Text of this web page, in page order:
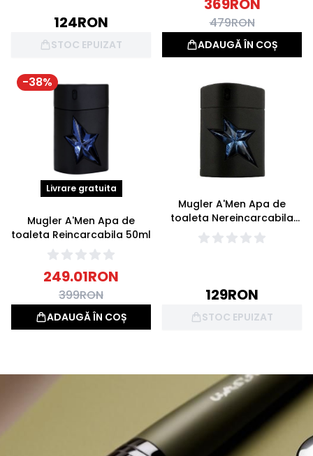
124RON
STOC EPUIZAT
369RON
479RON
ADAUGĂ ÎN COȘ
-38%
Livrare gratuita
Mugler A'Men Apa de
toaleta Reincarcabila 50ml
249.01RON
399RON
ADAUGĂ ÎN COȘ
Mugler A'Men Apa de
toaleta Nereincarcabila
Amen 30ml
129RON
STOC EPUIZAT